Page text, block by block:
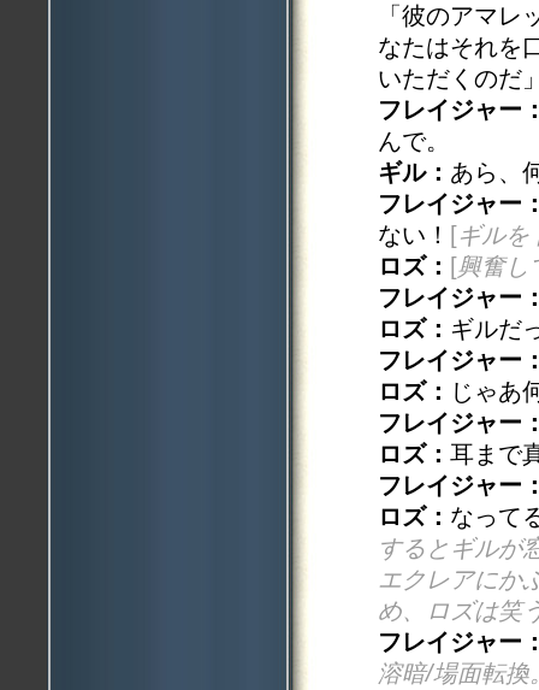
「彼のアマ
なたはそれを
いただくのだ
フレイジャー
んで。
ギル： あら、
フレイジャー
ない！ [ギルを
ロズ： [興奮し
フレイジャー
ロズ： ギルだ
フレイジャー
ロズ： じゃあ
フレイジャー
ロズ： 耳まで
フレイジャー
ロズ： なって
するとギルが
エクレアにか
め、ロズは笑
フレイジャー
溶暗/場面転換